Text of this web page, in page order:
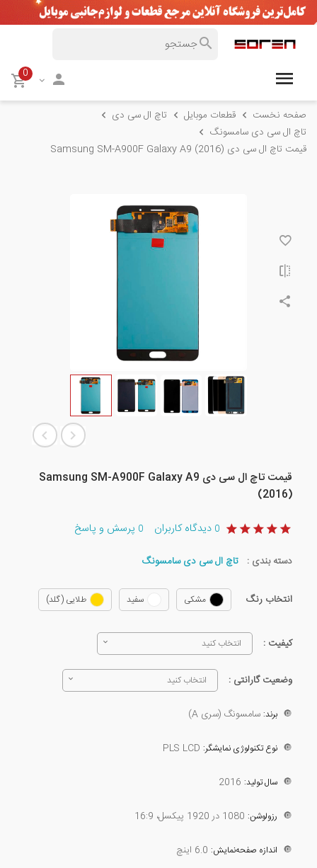
0
صفحه نخست قطعات موبایل
تاچ ال سی دی
تاچ ال سی دی سامسونگ
قیمت تاچ ال سی دی Samsung SM-A900F Galaxy A9 (2016)
قیمت تاچ ال سی دی Samsung SM-A900F Galaxy A9
(2016)
0 دیدگاه کاربران 0 پرسش و پاسخ
دسته بندی : تاچ ال سی دی سامسونگ
انتخاب رنگ مشکی سفید طلایی (گلد)
کیفیت : انتخاب کنید
وضعیت گارانتی : انتخاب کنید
🔘 برند: سامسونگ (سری A)
🔘 نوع تکنولوژی نمایشگر:
🔘 سال تولید:
🔘 رزولوشن:
🔘 اندازه صفحه‌نمایش: